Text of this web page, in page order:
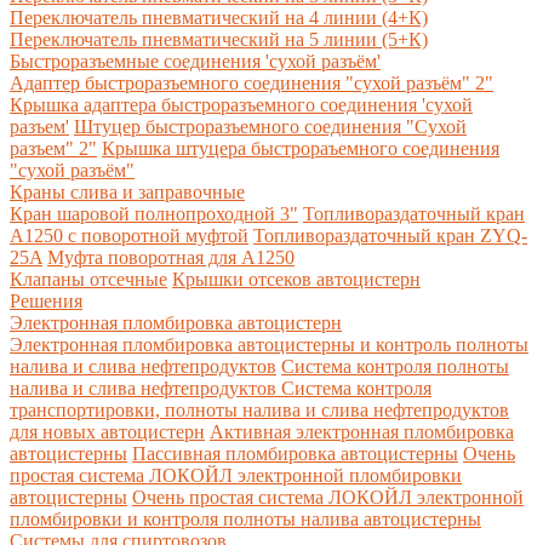
Переключатель пневматический на 4 линии (4+К)
Переключатель пневматический на 5 линии (5+К)
Быстроразъемные соединения 'сухой разъём'
Адаптер быстроразъемного соединения "сухой разъём" 2"
Крышка адаптера быстроразъемного соединения 'сухой
разъем' Штуцер быстроразъемного соединения "Сухой
разъем" 2" Крышка штуцера быстрораъемного соединения
"сухой разъём"
Краны слива и заправочные
Кран шаровой полнопроходной 3" Топливораздаточный кран
A1250 с поворотной муфтой Топливораздаточный кран ZYQ-
25A Муфта поворотная для А1250
Клапаны отсечные Крышки отсеков автоцистерн
Решения
Электронная пломбировка автоцистерн
Электронная пломбировка автоцистерны и контроль полноты
налива и слива нефтепродуктов Система контроля полноты
налива и слива нефтепродуктов Система контроля
транспортировки, полноты налива и слива нефтепродуктов
для новых автоцистерн Активная электронная пломбировка
автоцистерны Пассивная пломбировка автоцистерны Очень
простая система ЛОКОЙЛ электронной пломбировки
автоцистерны Очень простая система ЛОКОЙЛ электронной
пломбировки и контроля полноты налива автоцистерны
Системы для спиртовозов